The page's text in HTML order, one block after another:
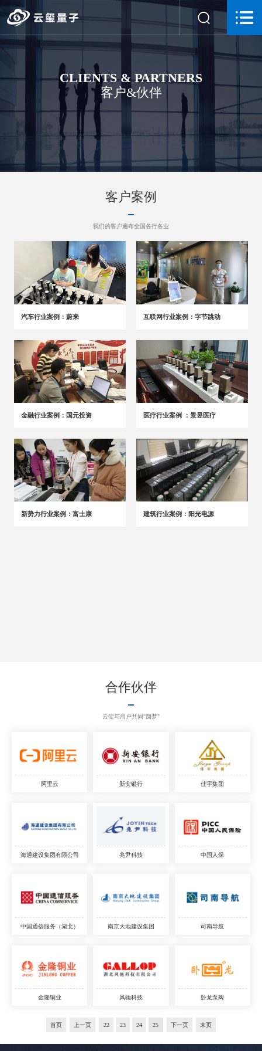
CLIENTS & PARTNERS
客户&伙伴
客户案例
我们的客户遍布全国各行各业
汽车行业案例：蔚来 互联网行业案例：字节跳动
金融行业案例：国元投资 医疗行业案例 ：景昱医疗
新势力行业案例：富士康 建筑行业案例：阳光电源
合作伙伴
云玺与用户共同"圆梦"
阿里云 新安银行 佳宇集团
海通建设集团有限公司 兆尹科技 中国人保
中国通信服务（湖北） 南京大地建设集团 司南导航
金隆铜业 风驰科技 卧龙泵阀
首页 上一页 22 23 24 25 下一页 末页